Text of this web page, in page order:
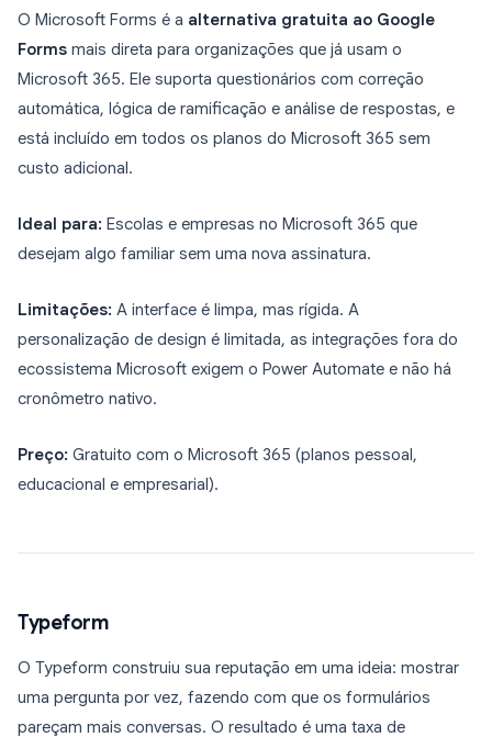
O Microsoft Forms é a alternativa gratuita ao Google
Forms mais direta para organizações que já usam o
Microsoft 365. Ele suporta questionários com correção
automática, lógica de ramificação e análise de respostas, e
está incluído em todos os planos do Microsoft 365 sem
custo adicional.
Ideal para: Escolas e empresas no Microsoft 365 que
desejam algo familiar sem uma nova assinatura.
Limitações: A interface é limpa, mas rígida. A
personalização de design é limitada, as integrações fora do
ecossistema Microsoft exigem o Power Automate e não há
cronômetro nativo.
Preço: Gratuito com o Microsoft 365 (planos pessoal,
educacional e empresarial).
Typeform
O Typeform construiu sua reputação em uma ideia: mostrar
uma pergunta por vez, fazendo com que os formulários
pareçam mais conversas. O resultado é uma taxa de